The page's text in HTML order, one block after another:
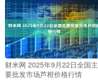
财米网 2025年9月22日全国主
要批发市场芦柑价格行情